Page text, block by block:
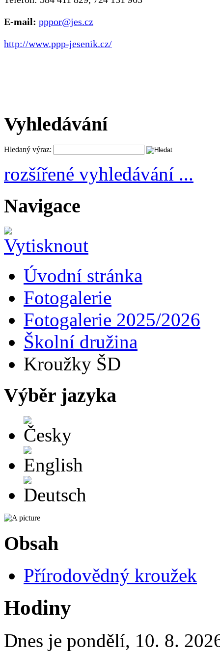
E-mail: pppor@jes.cz
http://www.ppp-jesenik.cz/
Vyhledávání
Hledaný výraz:
rozšířené vyhledávání ...
Navigace
Úvodní stránka
Fotogalerie
Fotogalerie 2025/2026
Školní družina
Kroužky ŠD
Výběr jazyka
Obsah
Přírodovědný kroužek
Hodiny
Dnes je pondělí, 10. 8.